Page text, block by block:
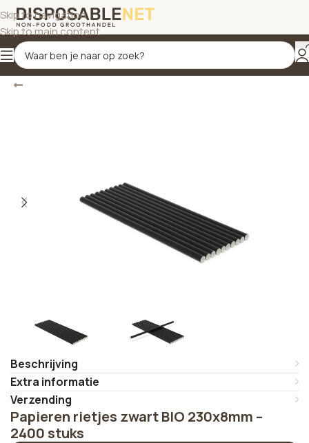
Skip to navigation
Skip to main content
Terug Home/Disposables/Rietjes
Beschrijving
Extra informatie
Verzending
Papieren rietjes zwart BIO 230x8mm –
2400 stuks